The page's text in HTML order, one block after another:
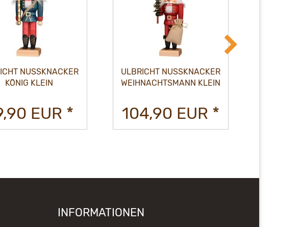
NUSSKNACKER
KÖNIG KLEIN
EUR *
ULBRICHT NUSSKNACKER
WEIHNACHTSMANN KLEIN
104,90 EUR *
INFORMATIONEN